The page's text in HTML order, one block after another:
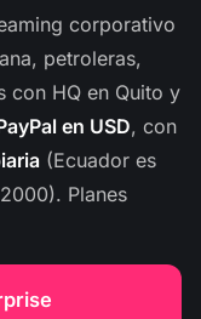
corporativo
petroleras,
con HQ en Quito y
en USD, con
(Ecuador es
Planes